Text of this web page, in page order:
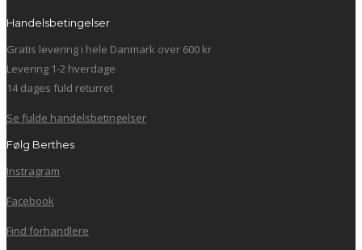
Handelsbetingelser
Gratis levering i hele Danmark over 600 kr
Levering 1-2 hverdage
14 dages fuld returret
Se fulde handelsbetingelser
Følg Berthes
Instragram
Facebook
Find forhandlere